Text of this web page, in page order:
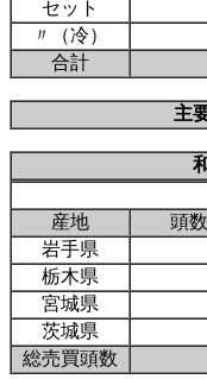
セット
〃（冷）
合計
主
産地
頭数
岩手県
栃木県
宮城県
茨城県
総売買頭数